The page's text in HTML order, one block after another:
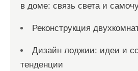
в доме: связь света и
Реконструкция
Дизайн лоджии: идеи и
тенденции